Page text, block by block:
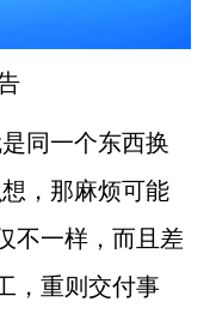
是同一个东西换
，那麻烦可能
不一样，而且差
，重则交付事